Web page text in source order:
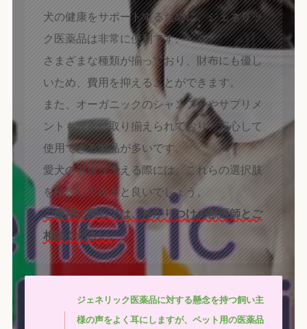
犬の健康をサポートするために、ジェネリッ
ク医薬品は非常に便利です。
さまざまな種類が揃っており、財布にも優し
いため、費用を抑えることができます。
また、オーガニックのシャンプーやサプリメ
ントも豊富に取り揃えられており、安心して
使用できる製品が多いです。
愛犬の健康を考える際には、これらの選択肢
を検討してみると良いでしょう。
ご使用に関しては、かかりつけの獣医師とご
相談ください。
ジェネリック医薬品に対する懸念を持つ飼い主
様の声をよく耳にしますが、ペット用の医薬品